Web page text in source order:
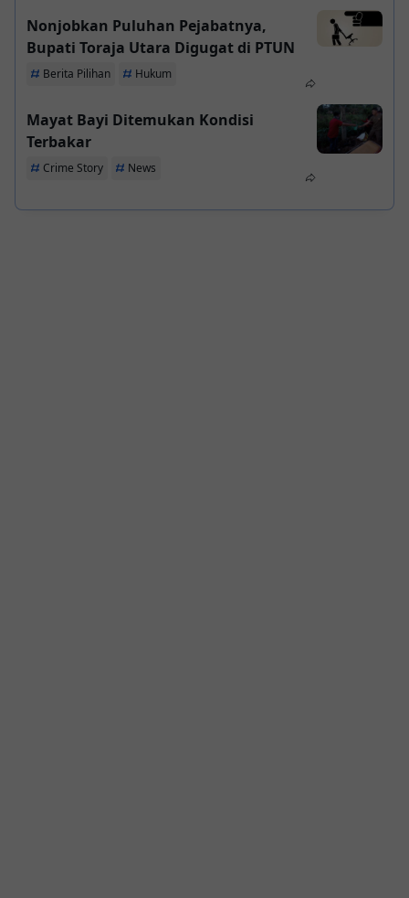
Nonjobkan Puluhan Pejabatnya,
Bupati Toraja Utara Digugat di PTUN
Berita Pilihan Hukum
Mayat Bayi Ditemukan Kondisi
Terbakar
Crime Story News